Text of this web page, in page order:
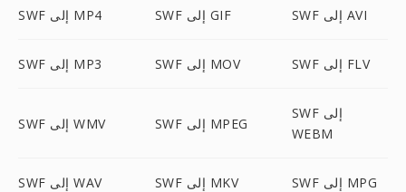
SWF إلى MP4 SWF إلى GIF SWF إلى AVI
SWF إلى MP3 SWF إلى MOV SWF إلى FLV
SWF إلى WMV SWF إلى MPEG
SWF إلى
WEBM
SWF إلى WAV SWF إلى MKV SWF إلى MPG